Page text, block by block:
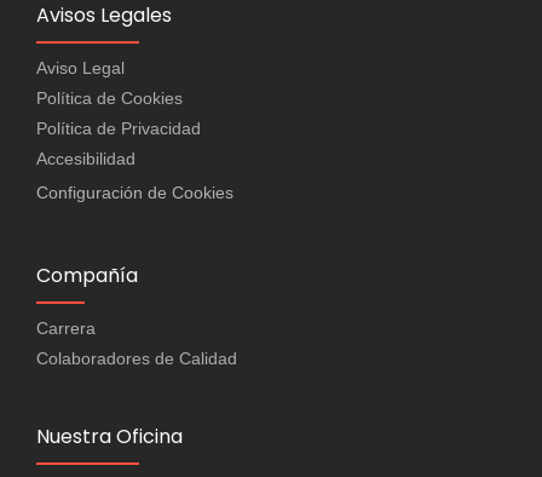
Avisos Legales
Aviso Legal
Política de Cookies
Política de Privacidad
Accesibilidad
Configuración de Cookies
Compañía
Carrera
Colaboradores de Calidad
Nuestra Oficina